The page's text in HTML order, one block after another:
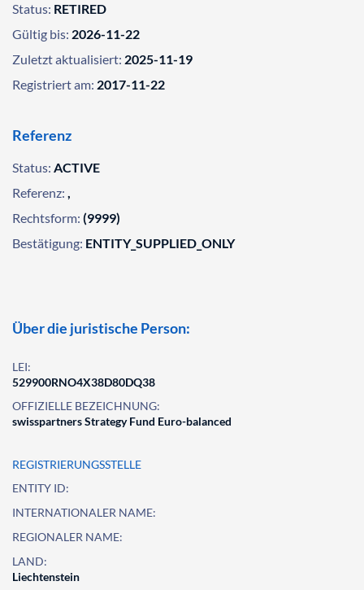
Status: RETIRED
Gültig bis: 2026-11-22
Zuletzt aktualisiert: 2025-11-19
Registriert am: 2017-11-22
Referenz
Status: ACTIVE
Referenz: ,
Rechtsform: (9999)
Bestätigung: ENTITY_SUPPLIED_ONLY
Über die juristische Person:
LEI:
529900RNO4X38D80DQ38
OFFIZIELLE BEZEICHNUNG:
swisspartners Strategy Fund Euro-balanced
REGISTRIERUNGSSTELLE
ENTITY ID:
INTERNATIONALER NAME:
REGIONALER NAME:
LAND:
Liechtenstein